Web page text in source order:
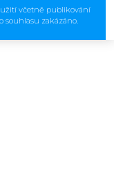
užití včetně publikování
souhlasu zakázáno.